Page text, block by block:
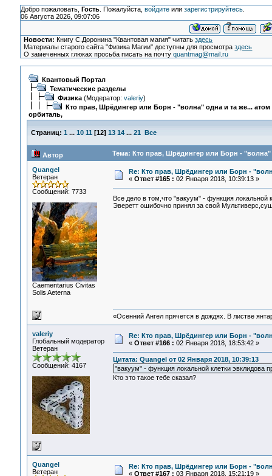
Добро пожаловать, Гость. Пожалуйста, войдитеили зарегистрируйтесь.
06 Августа 2026, 09:07:06
Новости: Книгу С.Доронина "Квантовая магия" читатьздесь
Материалы старого сайта "Физика Магии" доступны для просмотраздесь
О замеченных глюках просьба писать на почтуquantmag@mail.ru
Квантовый Портал
Тематические разделы
Физика(Модератор: valeriy)
Кто прав, Шрёдингер или Борн - "волна" одна и та же... атом
орбиталь,
Страниц: 1 ... 10 11 [12] 13 14 ... 21 Все
Автор Тема: Кто прав, Шрёдингер или Борн - "волна"
Quangel
Ветеран
Сообщений: 7733
Сaementarius Civitas
Solis Aeterna
Re: Кто прав, Шрёдингер или Борн -
« Ответ #165 : 02 Января 2018, 10:39:13 »
Все дело в том,что "вакуум" - функция
Эверетт ошибочно принял за свой
«Осенний Ангел прячется в дождях. В листве
valeriy
Глобальный модератор
Ветеран
Сообщений: 4167
Re: Кто прав, Шрёдингер или Борн -
« Ответ #166 : 02 Января 2018, 18:53:42 »
Цитата: Quangel от 02 Января 2018, 10:39:13
"вакуум" - функция локальной клетки эвклидова
Кто это такое тебе сказал?
Quangel
Ветеран
Re: Кто прав, Шрёдингер или Борн -
« Ответ #167 : 03 Января 2018, 15:21:19 »